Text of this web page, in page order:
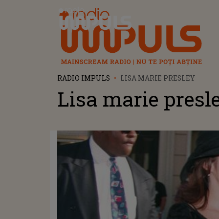
Radio Impuls
RADIO IMPULS LISA MARIE PRESLEY
Lisa marie